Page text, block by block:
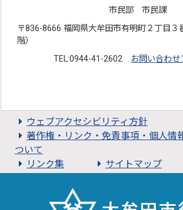
市民部 市民課
〒836-8666 福岡県大牟田市有明町２丁目３
階）
TEL:0944-41-2602
お問い合わせ
ウェブアクセシビリティ方針
著作権・リンク・免責事項・個人情
ついて
リンク集
サイトマップ